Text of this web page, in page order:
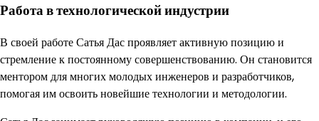
Работа в технологической индустрии
В своей работе Сатья Дас проявляет активную позицию и
стремление к постоянному совершенствованию. Он становится
ментором для многих молодых инженеров и разработчиков,
помогая им освоить новейшие технологии и методологии.